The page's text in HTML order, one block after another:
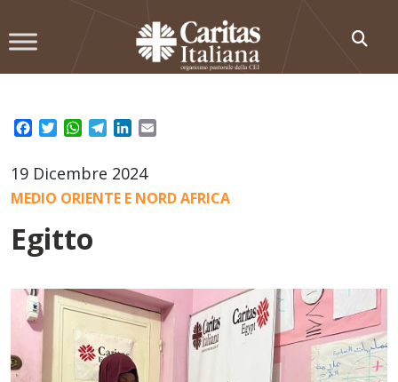
to
Facebook
TwitterWhatsApp
TelegramLinkedIn
19 Dicembre 2024
MEDIO ORIENTE E NORD AFRICA
Egitto